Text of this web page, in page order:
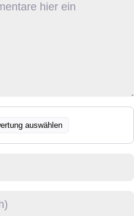
auswählen